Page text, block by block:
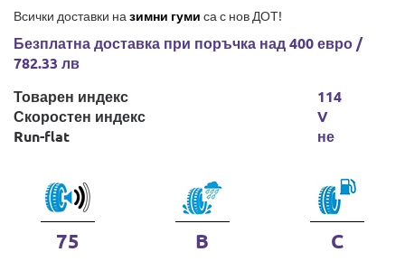
Всички доставки на зимни гуми са с нов ДОТ!
Безплатна доставка при поръчка над 400 евро /
782.33 лв
Товарен индекс
Скоростен индекс
Run-flat
114
V
не
75 B C